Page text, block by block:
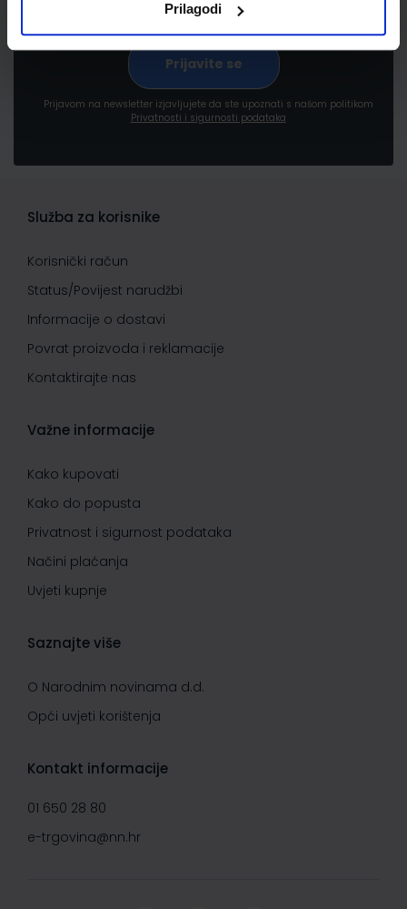
Prilagodi
Prijavom na newsletter izjavljujete da ste upoznati s našom politikom
Privatnosti i sigurnosti podataka
Služba za korisnike
Korisnički račun
Status/Povijest narudžbi
Informacije o dostavi
Povrat proizvoda i reklamacije
Kontaktirajte nas
Važne informacije
Kako kupovati
Kako do popusta
Privatnost i sigurnost podataka
Načini plaćanja
Uvjeti kupnje
Saznajte više
O Narodnim novinama d.d.
Opći uvjeti korištenja
Kontakt informacije
01 650 28 80
e-trgovina@nn.hr